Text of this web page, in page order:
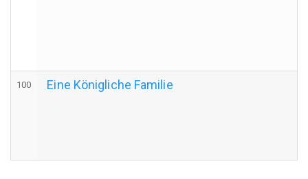
100 Eine Königliche Familie